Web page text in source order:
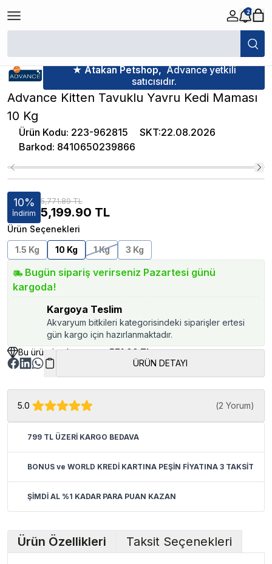
2
/ Advance Kitten Tavuklu Yavru Kedi Maması 10 Kg
★ Atakan Petshop, Advance yetkili
satıcısıdır.
Advance Kitten Tavuklu Yavru Kedi Maması
10 Kg
Ürün Kodu: 223-962815 SKT:22.08.2026
Barkod: 8410650239866
10%
İndirim
5,771.89 TL
5,199.90 TL
Ürün Seçenekleri
1.5 Kg
10 Kg 1 Kg 3 Kg
Bugün sipariş verirseniz Pazartesi günü
kargoda!
Kargoya Teslim
Akvaryum bitkileri kategorisindeki siparişler ertesi
gün kargo için hazırlanmaktadır.
Bu üründen kazancınız571.99 TL
ÜRÜN DETAYI
5.0 (2 Yorum)
799 TL ÜZERİ KARGO BEDAVA
BONUS ve WORLD KREDİ KARTINA PEŞİN FİYATINA 3 TAKSİT
ŞİMDİ AL %1 KADAR PARA PUAN KAZAN
Ürün Özellikleri Taksit Seçenekleri